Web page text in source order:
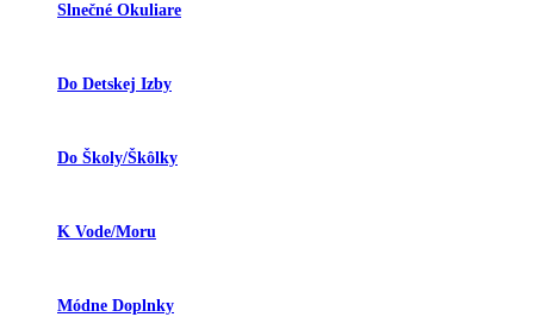
Slnečné Okuliare
Do Detskej Izby
Do Školy/škôlky
K Vode/moru
Módne Doplnky